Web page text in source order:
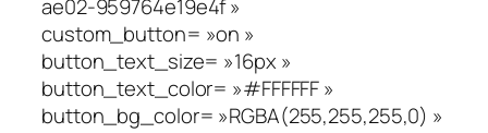
ae02-959764e19e4f »
custom_button= »on »
button_text_size= »16px »
button_text_color= »#FFFFFF »
button_bg_color= »RGBA(255,255,255,0) »